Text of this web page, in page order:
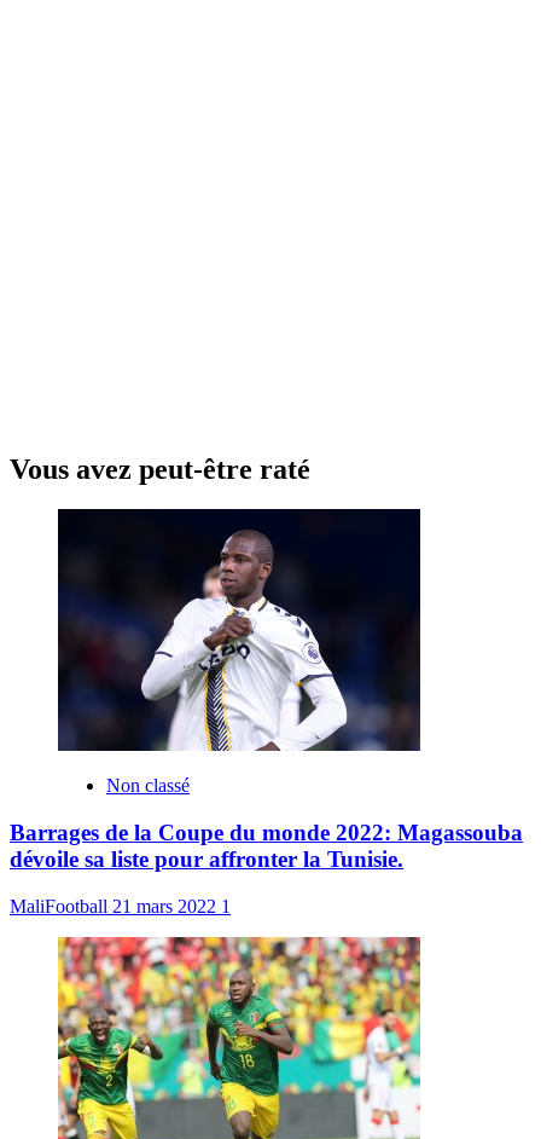
Vous avez peut-être raté
Non classé
Barrages de la Coupe du monde 2022: Magassouba
dévoile sa liste pour affronter la Tunisie.
MaliFootball 21 mars 2022 1